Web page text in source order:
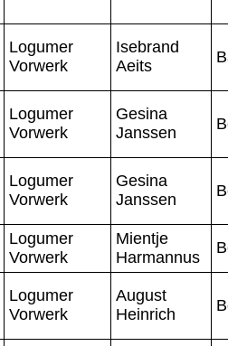
Logumer
Vorwerk
Isebrand
Aeits
Logumer
Vorwerk
Gesina
Janssen
Logumer
Vorwerk
Gesina
Janssen
Logumer
Vorwerk
Mientje
Harmannus
Logumer
Vorwerk
August
Heinrich